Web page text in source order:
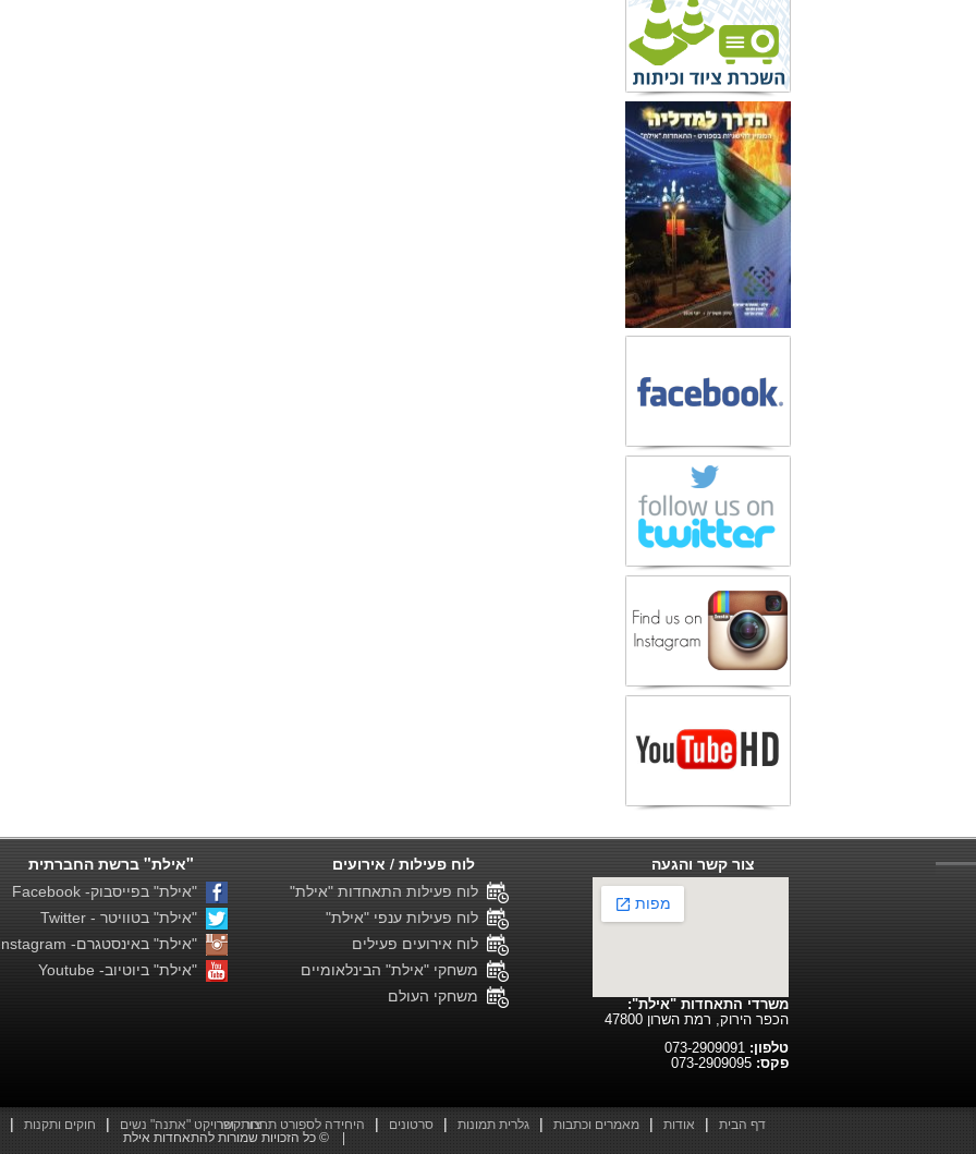
"אילת" ברשת החברתית
"אילת" בפייסבוק- Facebook
"אילת" בטוויטר - Twitter
"אילת" באינסטגרם- Instagram
"אילת" ביוטיוב- Youtube
לוח פעילות / אירועים
לוח פעילות התאחדות "אילת"
לוח פעילות ענפי "אילת"
לוח אירועים פעילים
משחקי "אילת" הבינלאומיים
משחקי העולם
צור קשר והגעה
משרדי התאחדות "אילת":
הכפר הירוק, רמת השרון 47800
טלפון:
פקס:
דף הבית | אודות | מאמרים וכתבות | גלרית תמונות | סרטונים | היחידה לספורט תחרותי ופרויקט "אתנה" נשים | חוקים ותקנות |
צור קשר
כל הזכויות שמורותלהתאחדות אילת © |